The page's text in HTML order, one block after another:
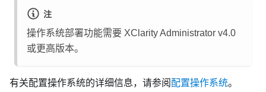
注
操作系统部署功能需要 XClarity Administrator v4.0
或更高版本。
有关配置操作系统的详细信息，请参阅 配置操作系统。